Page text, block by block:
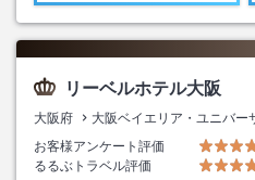
リーベルホテル大阪
大阪府 大阪ベイエリア・ユニバー
お客様アンケート評価
るるぶトラベル評価